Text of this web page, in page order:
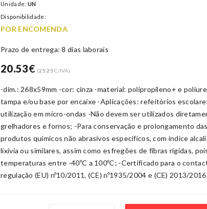
Unidade: UN
Disponibilidade:
POR ENCOMENDA
Prazo de entrega: 8 dias laborais
20.53€ (25.25 C/IVA)
-dim.: 268x59mm -cor: cinza -material: polipropileno+ e
tampa e/ou base por encaixe -Aplicações: refeitórios
utilização em micro-ondas -Não devem ser utilizados
grelhadores e fornos; -Para conservação e prolongamento
produtos químicos não abrasivos específicos, com índice
lixívia ou similares, assim como esfregões de fibras rígidas,
temperaturas entre -40ºC a 100ºC; -Certificado para o
regulação (EU) nº10/2011, (CE) nº1935/2004 e (CE) 2013/2016